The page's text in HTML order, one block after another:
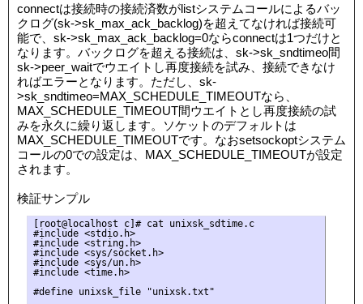
connectは接続時の接続済数がlistシステムコールによるバッ
クログ(sk->sk_max_ack_backlog)を超えてなければ接続可
能で、sk->sk_max_ack_backlog=0ならconnectは1つだけと
なります。バックログを超える接続は、sk->sk_sndtimeo間
sk->peer_waitでウエイトし再度接続を試み、接続できなけ
ればエラーとなります。ただし、sk-
>sk_sndtimeo=MAX_SCHEDULE_TIMEOUTなら、
MAX_SCHEDULE_TIMEOUT間ウエイトとし再度接続の試
みを永久に繰り返します。ソケットのデフォルトは
MAX_SCHEDULE_TIMEOUTです。なおsetsockoptシステム
コールの0での設定は、MAX_SCHEDULE_TIMEOUTが設定
されます。
検証サンプル
[root@localhost c]# cat unixsk_sdtime.c
#include <stdio.h>
#include <string.h>
#include <sys/socket.h>
#include <sys/un.h>
#include <time.h>
#define unixsk_file "unixsk.txt"